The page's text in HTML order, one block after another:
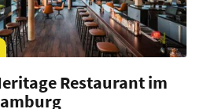
Restaurant im